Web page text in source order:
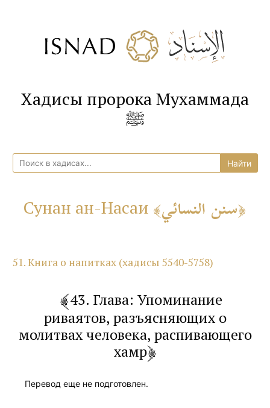
Хадисы пророка Мухаммада
ﷺ
Сунан ан-Насаи سنن النسائي
51. Книга о напитках (хадисы 5540-5758)
43. Глава: Упоминание
риваятов, разъясняющих о
молитвах человека, распивающего
хамр
Перевод еще не подготовлен.